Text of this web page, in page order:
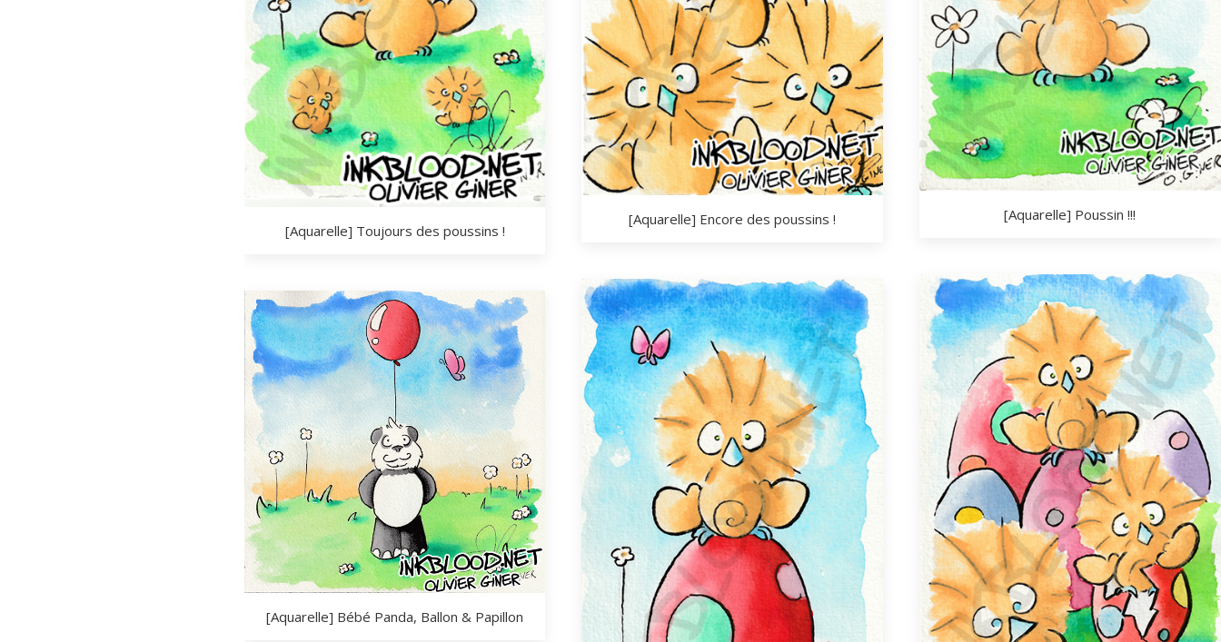
[Aquarelle] Toujours des poussins !
[Aquarelle] Encore des poussins ! [Aquarelle] Poussin !!!
[Aquarelle] Bébé Panda, Ballon & Papillon